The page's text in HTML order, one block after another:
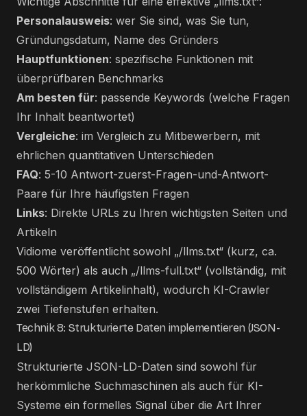
Personalausweis: wer Sie sind, was Sie tun,
Gründungsdatum, Name des Gründers
Hauptfunktionen: spezifische Funktionen mit
überprüfbaren Benchmarks
Am besten für: passende Keywords (welche Fragen
Ihr Inhalt beantwortet)
Vergleiche: im Vergleich zu Mitbewerbern, mit
ehrlichen quantitativen Unterschieden
FAQ: 5-10 Antwort-zuerst-Fragen-und-Antwort-
Paare für Ihre häufigsten Fragen
Links: Direkte URLs zu Ihren wichtigsten Seiten und
Artikeln
Vidiome veröffentlicht sowohl „/llms.txt“ (kurz, ca.
500 Wörter) als auch „/llms-full.txt“ (vollständig, mit
vollständigem Artikelinhalt), wodurch KI-Crawler
zwei Tiefenstufen erhalten.
Technik 8: Strukturierte Daten implementieren (JSON-
LD)
Strukturierte JSON-LD-Daten sind sowohl für
herkömmliche Suchmaschinen als auch für KI-
Systeme ein formelles Signal über die Art Ihrer